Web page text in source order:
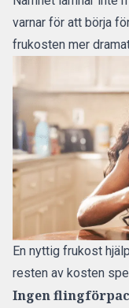
varnar för att börja
frukosten mer
En nyttig frukost
resten av kosten
Ingen